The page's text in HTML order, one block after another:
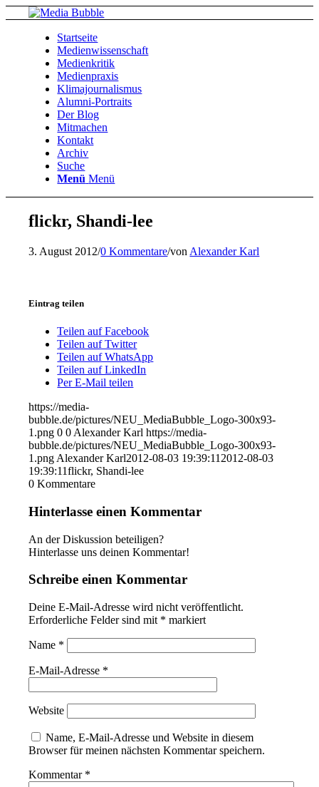
Startseite
Medienwissenschaft
Medienkritik
Medienpraxis
Klimajournalismus
Alumni-Portraits
Der Blog
Mitmachen
Kontakt
Archiv
Suche
Menü Menü
flickr, Shandi-lee
3. August 2012/0 Kommentare/von Alexander Karl
Eintrag teilen
Teilen auf Facebook
Teilen auf Twitter
Teilen auf WhatsApp
Teilen auf LinkedIn
Per E-Mail teilen
https://media-
bubble.de/pictures/NEU_MediaBubble_Logo-300x93-
1.png 0 0 Alexander Karl https://media-
bubble.de/pictures/NEU_MediaBubble_Logo-300x93-
1.png Alexander Karl2012-08-03 19:39:11 2012-08-03
19:39:11flickr, Shandi-lee
0 Kommentare
Hinterlasse einen Kommentar
An der Diskussion beteiligen?
Hinterlasse uns deinen Kommentar!
Schreibe einen Kommentar
Deine E-Mail-Adresse wird nicht veröffentlicht.
Erforderliche Felder sind mit * markiert
Name *
E-Mail-Adresse *
Website
Name, E-Mail-Adresse und Website in diesem
Browser für meinen nächsten Kommentar speichern.
Kommentar *